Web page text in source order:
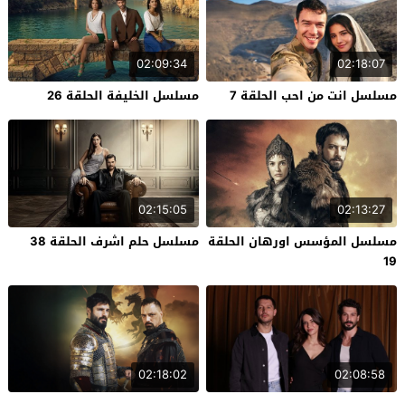
02:18:07
مسلسل انت من احب الحلقة 7
02:09:34
مسلسل الخليفة الحلقة 26
02:13:27
مسلسل المؤسس اورهان الحلقة
19
02:15:05
مسلسل حلم اشرف الحلقة 38
02:08:58
02:18:02